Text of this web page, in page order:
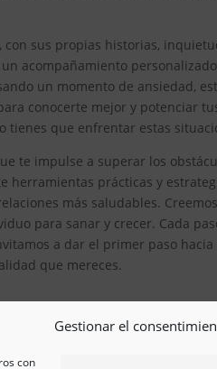
Gestionar el
con
sus propias historias,
acompañamiento
un momento de ansiedad,
conocerte mejor y potenciar
tienes que enfrentar estas
te impulse a superar los
herramientas prácticas y
más saludables.
para sanar y crecer. Cada
a dar el primer paso
que mereces.